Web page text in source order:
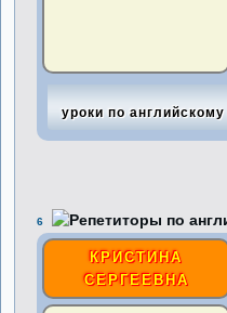
уроки по
6
КРИСТИНА
СЕРГЕЕВНА